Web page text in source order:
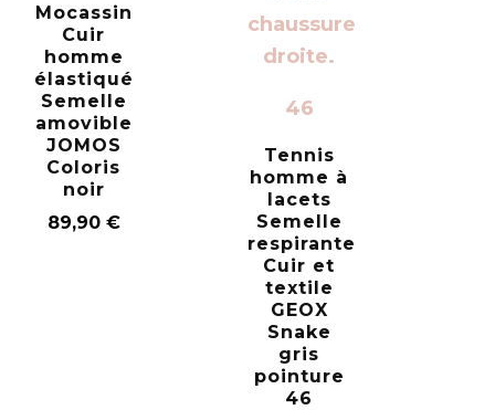
Mocassin
Cuir
homme
élastiqué
Semelle
amovible
JOMOS
Coloris
noir
89,90 €
46
Tennis
homme à
lacets
Semelle
respirante
Cuir et
textile
GEOX
Snake
gris
pointure
46